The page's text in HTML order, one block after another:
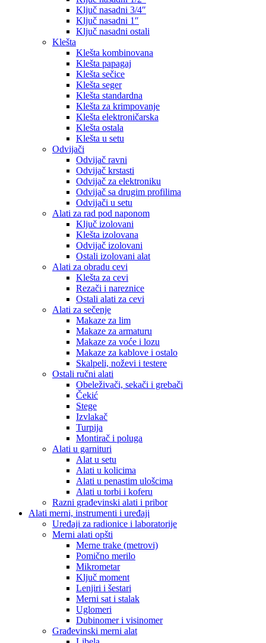
Ključ nasadni 3/4″
Ključ nasadni 1″
Ključ nasadni ostali
Klešta
Klešta kombinovana
Klešta papagaj
Klešta sečice
Klešta seger
Klešta standardna
Klešta za krimpovanje
Klešta elektroničarska
Klešta ostala
Klešta u setu
Odvijači
Odvijač ravni
Odvijač krstasti
Odvijač za elektroniku
Odvijač sa drugim profilima
Odvijači u setu
Alati za rad pod naponom
Ključ izolovani
Klešta izolovana
Odvijač izolovani
Ostali izolovani alat
Alati za obradu cevi
Klešta za cevi
Rezači i nareznice
Ostali alati za cevi
Alati za sečenje
Makaze za lim
Makaze za armaturu
Makaze za voće i lozu
Makaze za kablove i ostalo
Skalpeli, noževi i testere
Ostali ručni alati
Obeleživači, sekači i grebači
Čekić
Stege
Izvlakač
Turpija
Montirač i poluga
Alati u garnituri
Alat u setu
Alati u kolicima
Alati u penastim ulošcima
Alati u torbi i koferu
Razni građevinski alati i pribor
Alati merni, instrumenti i uređaji
Uređaji za radionice i laboratorije
Merni alati opšti
Merne trake (metrovi)
Pomično merilo
Mikrometar
Ključ moment
Lenjiri i šestari
Merni sat i stalak
Uglomeri
Dubinomer i visinomer
Građevinski merni alat